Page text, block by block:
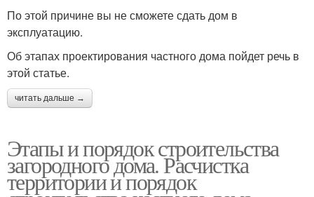
По этой причине вы не сможете сдать дом в
эксплуатацию.
Об этапах проектирования частного дома пойдет речь в
этой статье.
читать дальше →
Этапы и порядок строительства
загородного дома. Расчистка
территории и порядок